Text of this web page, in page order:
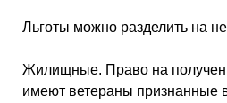
Льготы можно разделить на
Жилищные. Право на
имеют ветераны признанные